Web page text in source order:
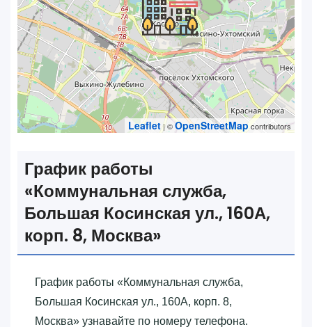
Leaflet| ©OpenStreetMapcontributors
График работы
«‎Коммунальная служба,
Большая Косинская ул., 160А,
корп. 8, Москва»‎
График работы «‎Коммунальная служба,
Большая Косинская ул., 160А, корп. 8,
Москва»‎ узнавайте по номеру телефона.